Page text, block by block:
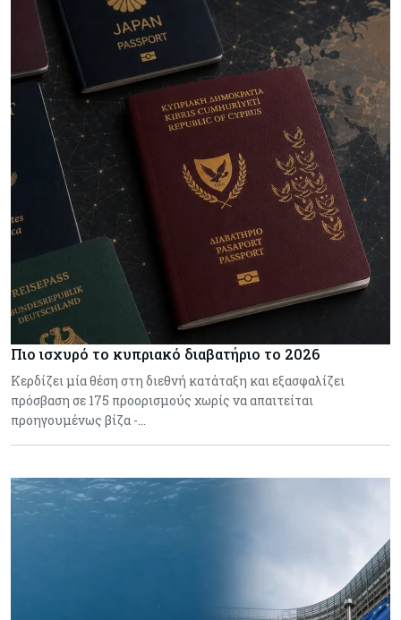
Πιο ισχυρό το κυπριακό διαβατήριο το 2026
Κερδίζει μία θέση στη διεθνή κατάταξη και εξασφαλίζει
πρόσβαση σε 175 προορισμούς χωρίς να απαιτείται
προηγουμένως βίζα -…